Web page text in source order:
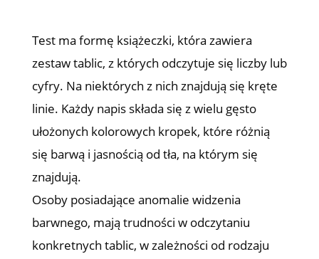
Test ma formę książeczki, która zawiera
zestaw tablic, z których odczytuje się liczby lub
cyfry. Na niektórych z nich znajdują się kręte
linie. Każdy napis składa się z wielu gęsto
ułożonych kolorowych kropek, które różnią
się barwą i jasnością od tła, na którym się
znajdują.
Osoby posiadające anomalie widzenia
barwnego, mają trudności w odczytaniu
konkretnych tablic, w zależności od rodzaju